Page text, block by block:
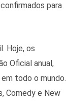
para
Hoje, os
Oficial anual,
todo o mundo.
Comedy e New